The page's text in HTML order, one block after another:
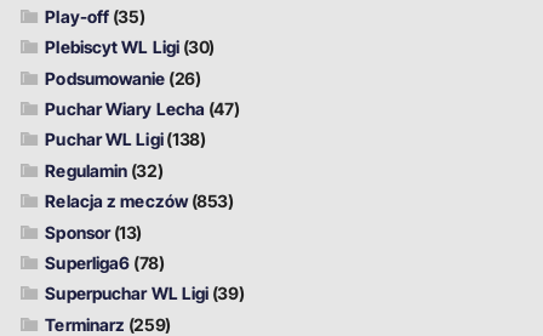
Play-off (35)
Plebiscyt WL Ligi (30)
Podsumowanie (26)
Puchar Wiary Lecha (47)
Puchar WL Ligi(138)
Regulamin (32)
Relacja z meczów(853)
Sponsor(13)
Superliga6 (78)
Superpuchar WL Ligi (39)
Terminarz (259)